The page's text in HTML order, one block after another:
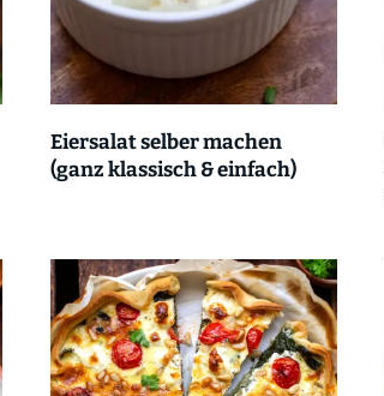
Eiersalat selber machen
(ganz klassisch & einfach)